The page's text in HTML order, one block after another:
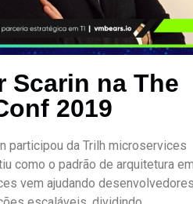
Scarin na The
2019
participou da Trilh microservices
como o padrão de arquitetura
vem ajudando